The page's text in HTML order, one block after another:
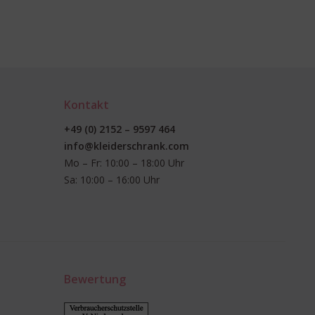
Kontakt
+49 (0) 2152 – 9597 464
info@kleiderschrank.com
Mo – Fr: 10:00 – 18:00 Uhr
Sa: 10:00 – 16:00 Uhr
Bewertung